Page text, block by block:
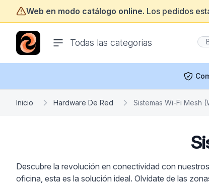
Web en modo catálogo online. Los pedidos
Todas las categorias
ofertasinformatica.com
Inicio Hardware De Red Sistemas Wi-Fi Mesh
Descubre la revolución en conectividad con
oficina, esta es la solución ideal. Olvídate de las